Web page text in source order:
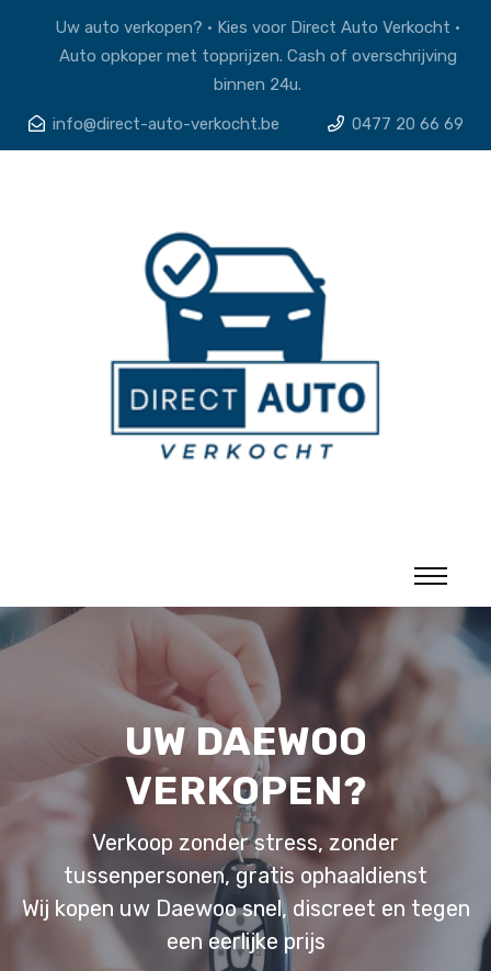
Uw auto verkopen? • Kies voor Direct Auto Verkocht •
Auto opkoper met topprijzen. Cash of overschrijving
binnen 24u.
info@direct-auto-verkocht.be
0477 20 66 69
UW DAEWOO
VERKOPEN?
Verkoop zonder stress, zonder
tussenpersonen, gratis ophaaldienst
Wij kopen uw Daewoo snel, discreet en tegen
een eerlijke prijs